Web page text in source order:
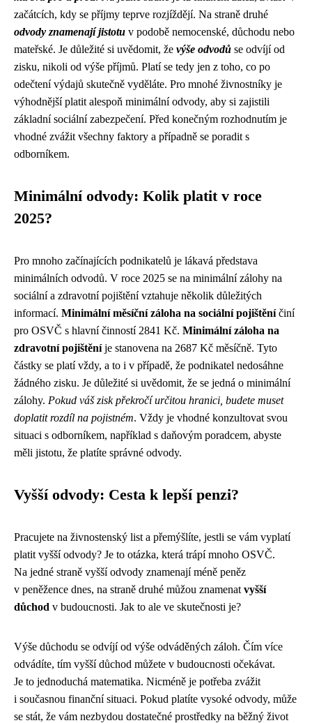
začátcích, kdy se příjmy teprve rozjíždějí. Na straně druhé
odvody znamenají jistotu v podobě nemocenské, důchodu nebo
mateřské. Je důležité si uvědomit, že výše odvodů se odvíjí od
zisku, nikoli od výše příjmů. Platí se tedy jen z toho, co po
odečtení výdajů skutečně vyděláte. Pro mnohé živnostníky je
výhodnější platit alespoň minimální odvody, aby si zajistili
základní sociální zabezpečení. Před konečným rozhodnutím je
vhodné zvážit všechny faktory a případně se poradit s
odborníkem.
Minimální odvody: Kolik platit v roce
2025?
Pro mnoho začínajících podnikatelů je lákavá představa
minimálních odvodů. V roce 2025 se na minimální zálohy na
sociální a zdravotní pojištění vztahuje několik důležitých
informací. Minimální měsíční záloha na sociální pojištěníčiní
pro OSVČ s hlavní činností 2841 Kč. Minimální záloha na
zdravotní pojištěníje stanovena na 2687 Kč měsíčně. Tyto
částky se platí vždy, a to i v případě, že podnikatel nedosáhne
žádného zisku. Je důležité si uvědomit, že se jedná o minimální
zálohy. Pokud váš zisk překročí určitou hranici, budete muset
doplatit rozdíl na pojistném. Vždy je vhodné konzultovat svou
situaci s odborníkem, například s daňovým poradcem, abyste
měli jistotu, že platíte správné odvody.
Vyšší odvody: Cesta k lepší penzi?
Pracujete na živnostenský list a přemýšlíte, jestli se vám vyplatí
platit vyšší odvody? Je to otázka, která trápí mnoho OSVČ.
Na jedné straně vyšší odvody znamenají méně peněz
v peněžence dnes, na straně druhé můžou znamenat vyšší
důchod v budoucnosti. Jak to ale ve skutečnosti je?
Výše důchodu se odvíjí od výše odváděných záloh. Čím více
odvádíte, tím vyšší důchod můžete v budoucnosti očekávat.
Je to jednoduchá matematika. Nicméně je potřeba zvážit
i současnou finanční situaci. Pokud platíte vysoké odvody, může
se stát, že vám nezbydou dostatečné prostředky na běžný život